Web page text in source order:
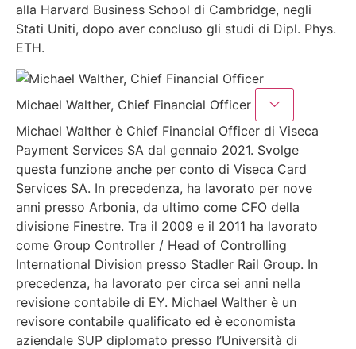
alla Harvard Business School di Cambridge, negli
Stati Uniti, dopo aver concluso gli studi di Dipl. Phys.
ETH.
Michael Walther, Chief Financial Officer
Michael Walther è Chief Financial Officer di Viseca
Payment Services SA dal gennaio 2021. Svolge
questa funzione anche per conto di Viseca Card
Services SA. In precedenza, ha lavorato per nove
anni presso Arbonia, da ultimo come CFO della
divisione Finestre. Tra il 2009 e il 2011 ha lavorato
come Group Controller / Head of Controlling
International Division presso Stadler Rail Group. In
precedenza, ha lavorato per circa sei anni nella
revisione contabile di EY. Michael Walther è un
revisore contabile qualificato ed è economista
aziendale SUP diplomato presso l’Università di